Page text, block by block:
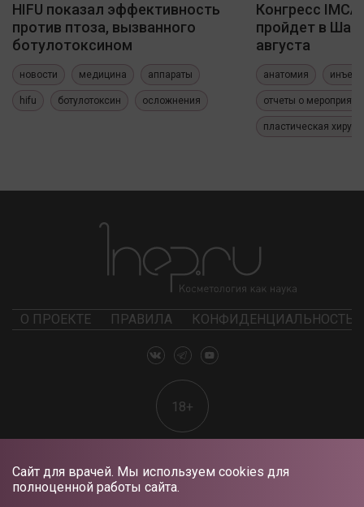
Сайт для врачей. Мы используем cookies для
полноценной работы сайта.
HIFU показал эффективность
против птоза, вызванного
ботулотоксином
новости медицина аппараты
hifu ботулотоксин осложнения
Конгресс
пройдет в
августа
анатомия
отчеты о
пластическая
О ПРОЕКТЕ ПРАВИЛА КОНФИДЕНЦИАЛЬНОСТЬ
18+